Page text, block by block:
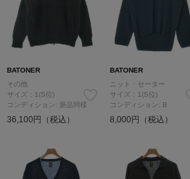
BATONER
その他
サイズ：1(S位)
コンディション: 新品同様
36,100円（税込）
BATONER
ニット・セーター
サイズ：1(S位)
コンディション: B
8,000円（税込）